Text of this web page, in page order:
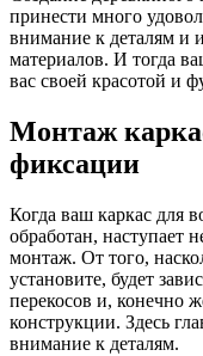
принести много
внимание к деталям и
материалов. И тогда
вас своей красотой и
Монтаж
фиксации
Когда ваш каркас для
обработан, наступает
монтаж. От того,
установите, будет
перекосов и, конечно
конструкции. Здесь
внимание к деталям.